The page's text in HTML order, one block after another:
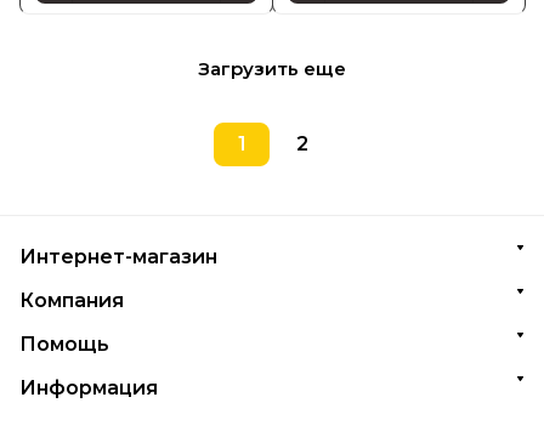
Загрузить еще
1 2
Интернет-магазин
Компания
Помощь
Информация